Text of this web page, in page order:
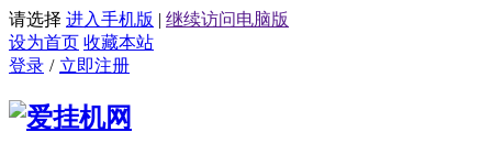
请选择 进入手机版 | 继续访问电脑版
设为首页 收藏本站
登录 / 立即注册